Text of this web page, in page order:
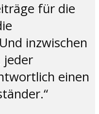
für die
inzwischen
jeder
einen